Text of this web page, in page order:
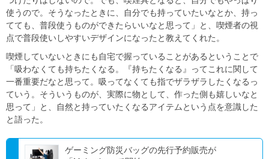
使うので。そうなったときに、自分でも持っていたいなとか、持っ
てても、普段使うものができたらいいなと思って」と、喫煙者の視
点で普段使いしやすいデザインになったと教えてくれた。
喫煙していないときにも自宅で握っていることがあるということで
「吸わなくても持ちたくなる。『持ちたくなる』ってこれに関して
一番重要だなと思って。吸ってなくても指でザラザラしたくなるっ
ていう。そういうものが、実際に物として、作った側も嬉しいなと
思って」と、自然と持っていたくなるアイテムという点を意識した
と語った。
ゲーミング防災バッグの先行予約販売が